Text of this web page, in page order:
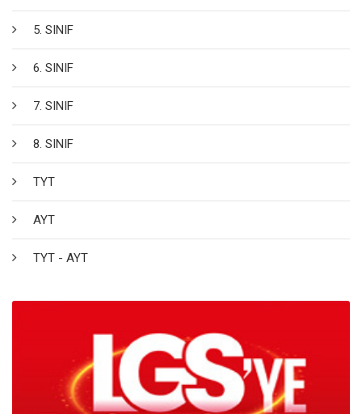
5. SINIF
6. SINIF
7. SINIF
8. SINIF
TYT
AYT
TYT - AYT